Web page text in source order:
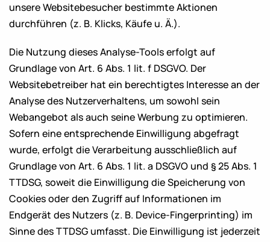
unsere Websitebesucher bestimmte Aktionen
durchführen (z. B. Klicks, Käufe u. Ä.).
Die Nutzung dieses Analyse-Tools erfolgt auf
Grundlage von Art. 6 Abs. 1 lit. f DSGVO. Der
Websitebetreiber hat ein berechtigtes Interesse an der
Analyse des Nutzerverhaltens, um sowohl sein
Webangebot als auch seine Werbung zu optimieren.
Sofern eine entsprechende Einwilligung abgefragt
wurde, erfolgt die Verarbeitung ausschließlich auf
Grundlage von Art. 6 Abs. 1 lit. a DSGVO und § 25 Abs. 1
TTDSG, soweit die Einwilligung die Speicherung von
Cookies oder den Zugriff auf Informationen im
Endgerät des Nutzers (z. B. Device-Fingerprinting) im
Sinne des TTDSG umfasst. Die Einwilligung ist jederzeit